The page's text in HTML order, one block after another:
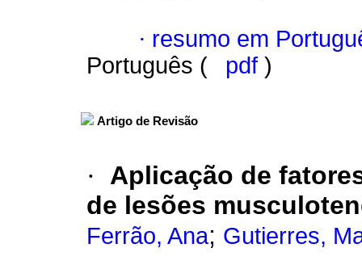
· resumo em
Português (
pdf )
Artigo de Revisão
·
Aplicação de
de lesões
Ferrão, Ana; Gutierres,